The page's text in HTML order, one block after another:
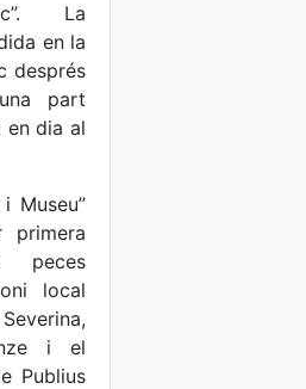
La
en la
després
part
en dia al
Museu”
primera
peces
local
i el
Publius